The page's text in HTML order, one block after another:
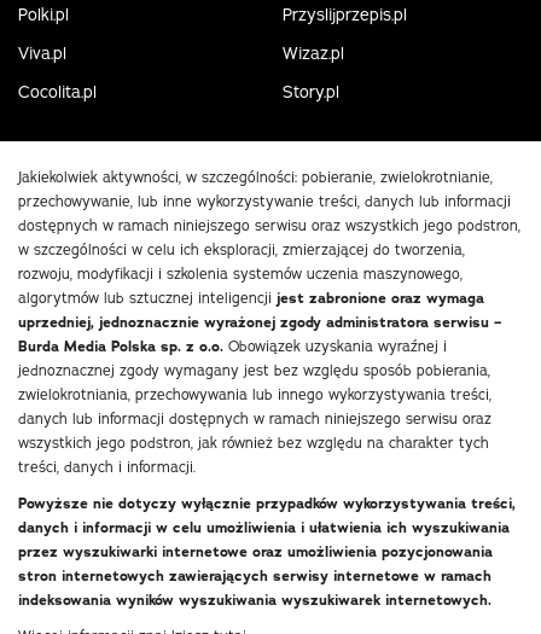
Polki.pl
Przyslijprzepis.pl
Viva.pl
Wizaz.pl
Cocolita.pl
Story.pl
Jakiekolwiek aktywności, w szczególności: pobieranie, zwielokrotnianie,
przechowywanie, lub inne wykorzystywanie treści, danych lub informacji
dostępnych w ramach niniejszego serwisu oraz wszystkich jego podstron,
w szczególności w celu ich eksploracji, zmierzającej do tworzenia,
rozwoju, modyfikacji i szkolenia systemów uczenia maszynowego,
algorytmów lub sztucznej inteligencji jest zabronione oraz wymaga
uprzedniej, jednoznacznie wyrażonej zgody administratora serwisu –
Burda Media Polska sp. z o.o. Obowiązek uzyskania wyraźnej i
jednoznacznej zgody wymagany jest bez względu sposób pobierania,
zwielokrotniania, przechowywania lub innego wykorzystywania treści,
danych lub informacji dostępnych w ramach niniejszego serwisu oraz
wszystkich jego podstron, jak również bez względu na charakter tych
treści, danych i informacji.
Powyższe nie dotyczy wyłącznie przypadków wykorzystywania treści,
danych i informacji w celu umożliwienia i ułatwienia ich wyszukiwania
przez wyszukiwarki internetowe oraz umożliwienia pozycjonowania
stron internetowych zawierających serwisy internetowe w ramach
indeksowania wyników wyszukiwania wyszukiwarek internetowych.